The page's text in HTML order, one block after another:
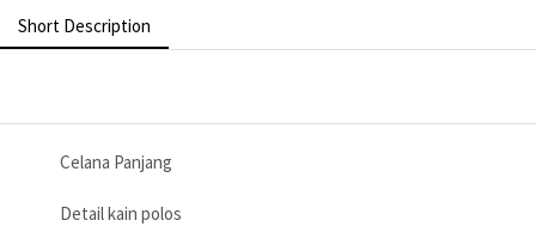
Short Description
Celana Panjang
Detail kain polos